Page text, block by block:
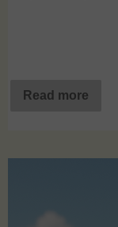
Read more